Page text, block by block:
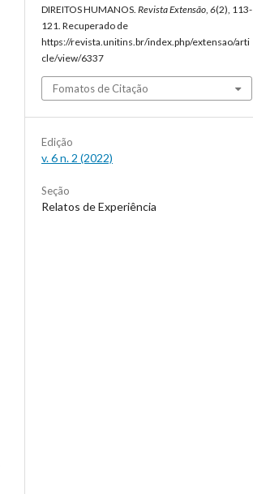
DIREITOS HUMANOS. Revista Extensão 6(2), 113-
121. Recuperado de
https://revista.unitins.br/index.php/extensao/arti
cle/view/6337
Fomatos de Citação
Edição
v. 6 n. 2 (2022)
Seção
Relatos de Experiência